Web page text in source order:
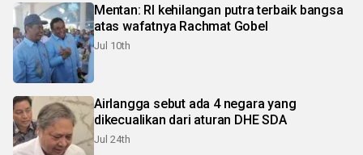
Mentan: RI kehilangan putra terbaik bangsa
atas wafatnya Rachmat Gobel
Jul 10th
Airlangga sebut ada 4 negara yang
dikecualikan dari aturan DHE SDA
Jul 24th